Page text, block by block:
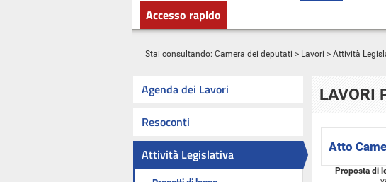
Accesso rapido
Stai consultando: Camera dei deputati > Lavori > Attività
Agenda dei Lavori
Resoconti
Attività Legislativa
LAVORI
Atto
Proposta di